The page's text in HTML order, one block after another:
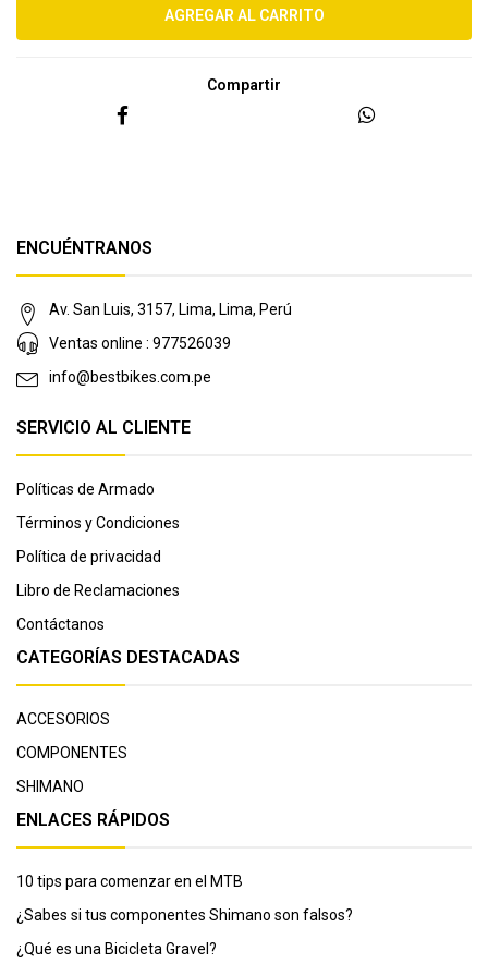
Compartir
ENCUÉNTRANOS
Av. San Luis, 3157, Lima, Lima, Perú
Ventas online : 977526039
info@bestbikes.com.pe
SERVICIO AL CLIENTE
Políticas de Armado
Términos y Condiciones
Política de privacidad
Libro de Reclamaciones
Contáctanos
CATEGORÍAS DESTACADAS
ACCESORIOS
COMPONENTES
SHIMANO
ENLACES RÁPIDOS
10 tips para comenzar en el MTB
¿Sabes si tus componentes Shimano son falsos?
¿Qué es una Bicicleta Gravel?